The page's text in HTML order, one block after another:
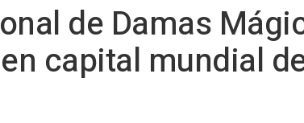
de Damas
capital mundial